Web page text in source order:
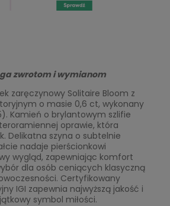
zwrotom i wymianom
zaręczynowy Solitaire Bloom z
o masie 0,6 ct, wykonany
Kamień o brylantowym szlifie
oprawie, która
Delikatna szyna o subtelnie
nadaje pierścionkowi
wygląd, zapewniając komfort
dla osób ceniących klasyczną
Certyfikowany
IGI zapewnia najwyższą jakość i
symbol miłości.